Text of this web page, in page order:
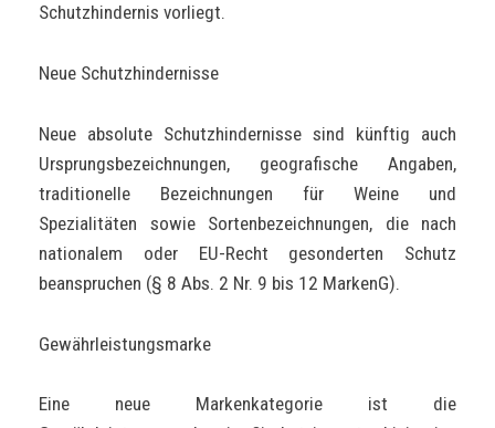
Schutzhindernis vorliegt.
Neue Schutzhindernisse
Neue absolute Schutzhindernisse sind künftig auch
Ursprungsbezeichnungen, geografische Angaben,
traditionelle Bezeichnungen für Weine und
Spezialitäten sowie Sortenbezeichnungen, die nach
nationalem oder EU-Recht gesonderten Schutz
beanspruchen (§ 8 Abs. 2 Nr. 9 bis 12 MarkenG).
Gewährleistungsmarke
Eine neue Markenkategorie ist die